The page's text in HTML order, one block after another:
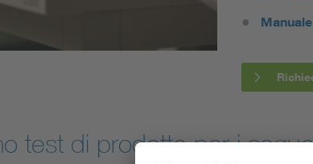
test di prodotto per i